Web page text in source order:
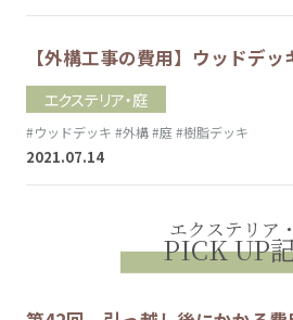
【外構工事の費用】ウッドデ
エクステリア・庭
#ウッドデッキ #外構#庭 #樹脂デッキ
2021.07.14
エクステリア
PICK UP